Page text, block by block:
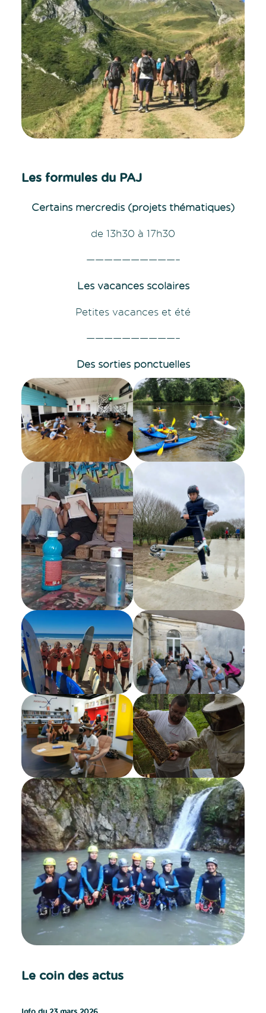
Les formules du PAJ
Certains mercredis (projets thématiques)
de 13h30 à 17h30
——————————–
Les vacances scolaires
Petites vacances et été
——————————–
Des sorties ponctuelles
Le coin des actus